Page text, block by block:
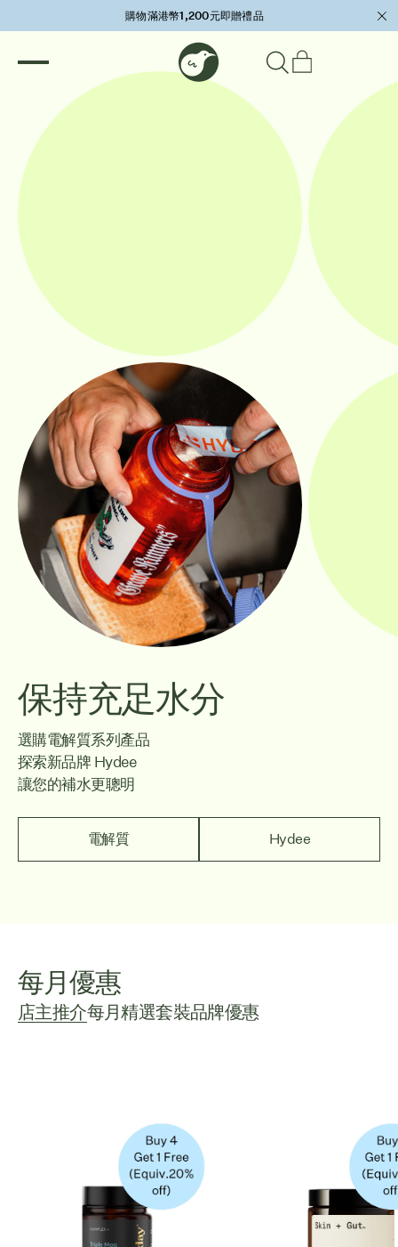
購物滿港幣1,200元即贈禮品
保持充足水分
選購電解質系列產品
探索新品牌 Hydee
讓您的補水更聰明
電解質 Hydee
每月優惠
店主推介每月精選套裝品牌優惠